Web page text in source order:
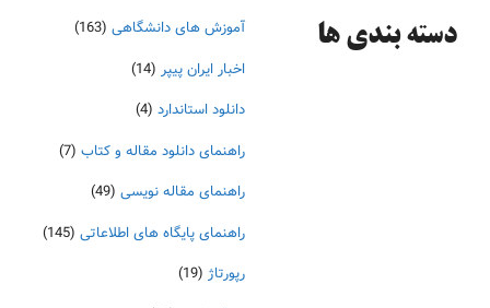
دسته‌ بندی ها آموزش های دانشگاهی (163)
اخبار ایران پیپر (14)
دانلود استاندارد (4)
راهنمای دانلود مقاله و کتاب (7)
راهنمای مقاله نویسی (49)
راهنمای پایگاه های اطلاعاتی (145)
رپورتاژ (19)